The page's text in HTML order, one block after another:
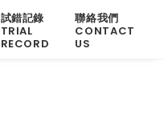
試錯記錄
TRIAL
RECORD
聯絡我們
CONTACT
US